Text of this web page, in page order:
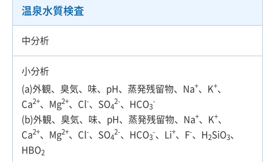
温泉水質検査
中分析
小分析
(a)外観、臭気、味、pH、蒸発残留物、Na+、K+、
Ca2+、Mg2+、Cl-、SO42-、HCO3-
(b)外観、臭気、味、pH、蒸発残留物、Na+、K+、
Ca2+、Mg2+、Cl-、SO42-、HCO3-、Li+、F-、H2SiO3、
HBO2